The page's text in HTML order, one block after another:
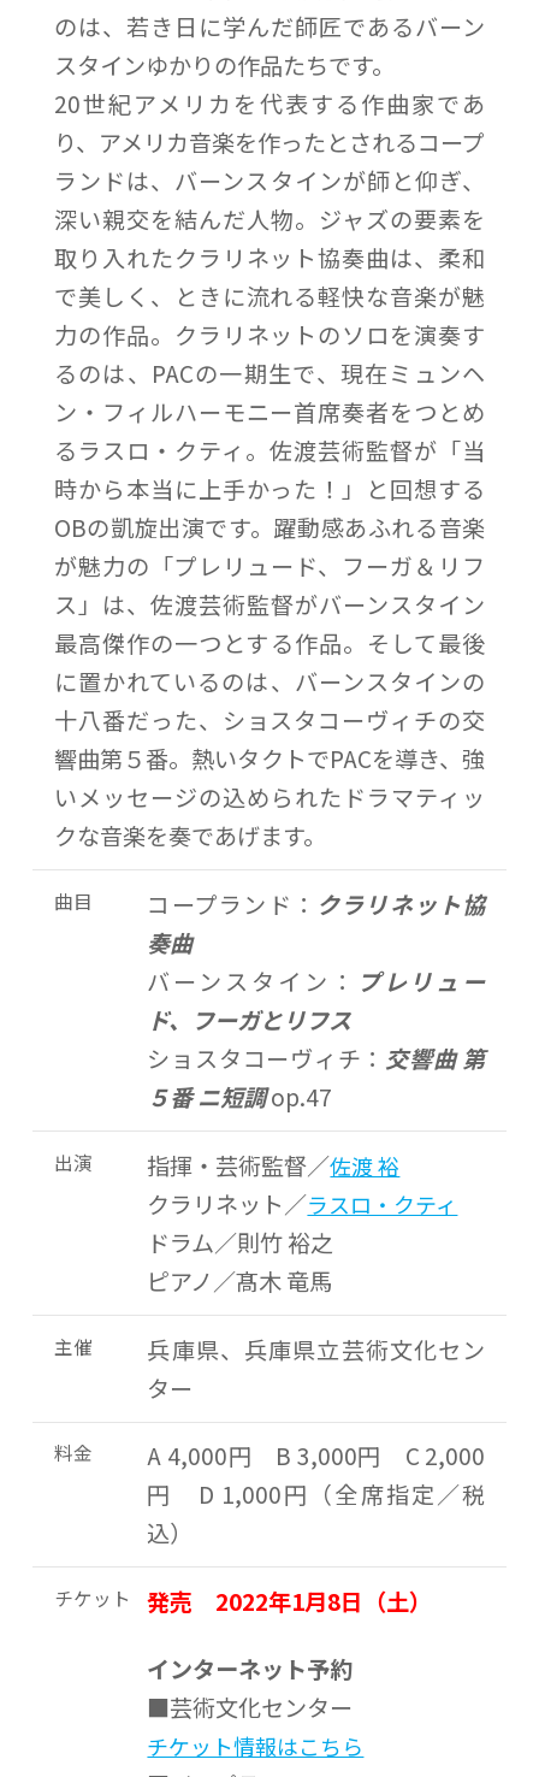
のは、若き日に学んだ師匠であるバーン
スタインゆかりの作品たちです。
20世紀アメリカを代表する作曲家であ
り、アメリカ音楽を作ったとされるコープ
ランドは、バーンスタインが師と仰ぎ、
深い親交を結んだ人物。ジャズの要素を
取り入れたクラリネット協奏曲は、柔和
で美しく、ときに流れる軽快な音楽が魅
力の作品。クラリネットのソロを演奏す
るのは、PACの一期生で、現在ミュンヘ
ン・フィルハーモニー首席奏者をつとめ
るラスロ・クティ。佐渡芸術監督が「当
時から本当に上手かった！」と回想する
OBの凱旋出演です。躍動感あふれる音楽
が魅力の「プレリュード、フーガ＆リフ
ス」は、佐渡芸術監督がバーンスタイン
最高傑作の一つとする作品。そして最後
に置かれているのは、バーンスタインの
十八番だった、ショスタコーヴィチの交
響曲第５番。熱いタクトでPACを導き、強
いメッセージの込められたドラマティッ
クな音楽を奏であげます。
曲目 コープランド： クラリネット協
奏曲
バーンスタイン： プレリュー
ド、フーガとリフス
ショスタコーヴィチ： 交響曲 第
５番 ニ短調op.47
出演 指揮・芸術監督／佐渡 裕
クラリネット／ラスロ・クティ
ドラム／則竹 裕之
ピアノ／髙木 竜馬
主催
兵庫県、兵庫県立芸術文化セン
ター
料金
A 4,000円 B 3,000円 C 2,000
円 D 1,000円（全席指定／税
込）
チケット
発売 2022年1月8日（土）
インターネット予約
■芸術文化センター
チケット情報はこちら